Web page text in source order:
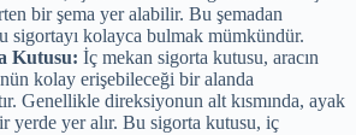
bir şema yer alabilir. Bu şemadan
sigortayı kolayca bulmak mümkündür.
Kutusu: İç mekan sigorta kutusu, aracın
kolay erişebileceği bir alanda
Genellikle direksiyonun alt kısmında, ayak
yerde yer alır. Bu sigorta kutusu, iç